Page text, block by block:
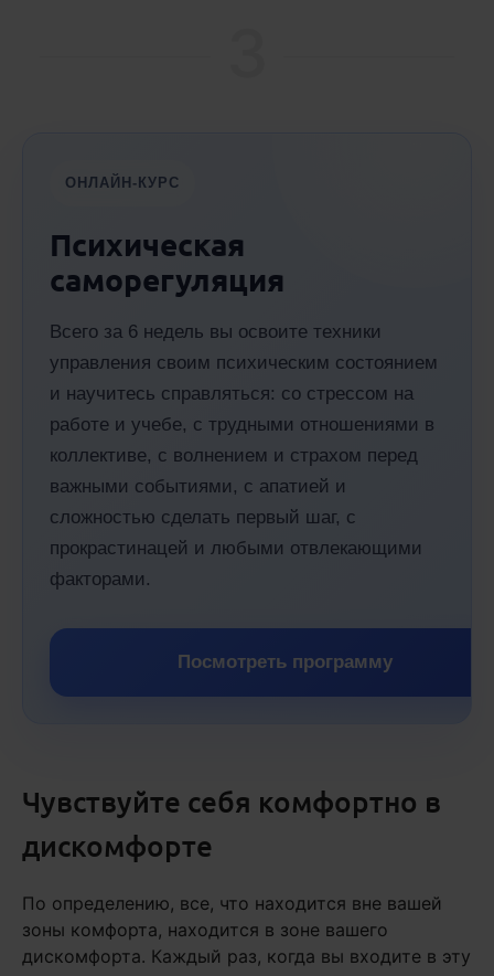
ОНЛАЙН-КУРС
Психическая
саморегуляция
Всего за 6 недель вы освоите техники
управления своим психическим состоянием
и научитесь справляться: со стрессом на
работе и учебе, с трудными отношениями в
коллективе, с волнением и страхом перед
важными событиями, с апатией и
сложностью сделать первый шаг, с
прокрастинацей и любыми отвлекающими
факторами.
Посмотреть программу
Чувствуйте себя комфортно в
дискомфорте
По определению, все, что находится вне вашей
зоны комфорта, находится в зоне вашего
дискомфорта. Каждый раз, когда вы входите в эту